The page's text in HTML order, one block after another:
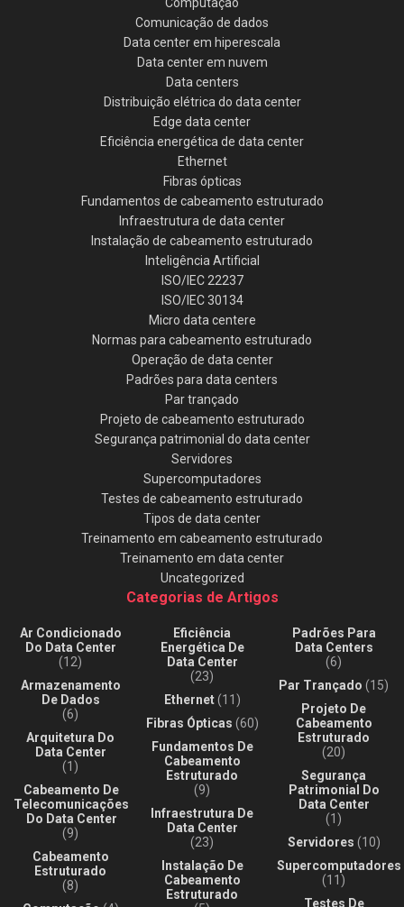
Comunicação de dados
Data center em hiperescala
Data center em nuvem
Data centers
Distribuição elétrica do data center
Edge data center
Eficiência energética de data center
Ethernet
Fibras ópticas
Fundamentos de cabeamento estruturado
Infraestrutura de data center
Instalação de cabeamento estruturado
Inteligência Artificial
ISO/IEC 22237
ISO/IEC 30134
Micro data centere
Normas para cabeamento estruturado
Operação de data center
Padrões para data centers
Par trançado
Projeto de cabeamento estruturado
Segurança patrimonial do data center
Servidores
Supercomputadores
Testes de cabeamento estruturado
Tipos de data center
Treinamento em cabeamento estruturado
Treinamento em data center
Uncategorized
Categorias de Artigos
Ar Condicionado
Do Data Center
(12)
Armazenamento
De Dados
(6)
Arquitetura Do
Data Center
(1)
Cabeamento De
Telecomunicações
Do Data Center
(9)
Cabeamento
Estruturado
(8)
Eficiência
Energética De
Data Center
(23)
Ethernet(11)
Fibras Ópticas (60)
Fundamentos De
Cabeamento
Estruturado
(9)
Infraestrutura De
Data Center
(23)
Instalação De
Cabeamento
Estruturado
Padrões Para
Data Centers
(6)
Par Trançado (15)
Projeto De
Cabeamento
Estruturado
(20)
Segurança
Patrimonial Do
Data Center
(1)
Servidores (10)
Supercomputadores
(11)
Testes De